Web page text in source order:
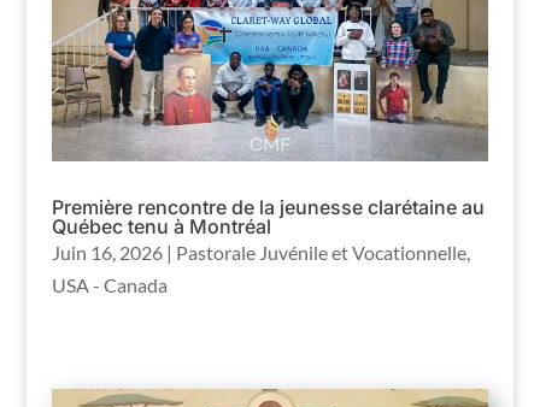
Première rencontre de la jeunesse clarétaine au
Québec tenu à Montréal
Juin 16, 2026| Pastorale Juvénile et Vocationnelle,
USA - Canada